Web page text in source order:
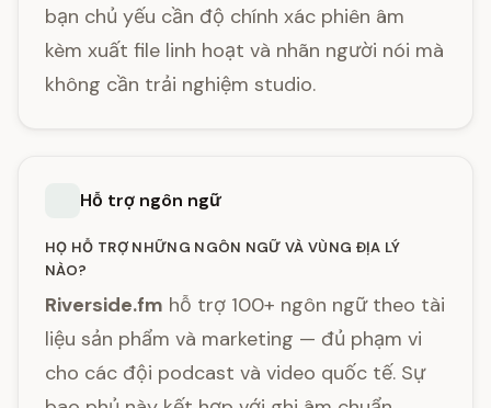
bạn chủ yếu cần độ chính xác phiên âm
kèm xuất file linh hoạt và nhãn người nói mà
không cần trải nghiệm studio.
Hỗ trợ ngôn ngữ
HỌ HỖ TRỢ NHỮNG NGÔN NGỮ VÀ VÙNG ĐỊA LÝ
NÀO?
Riverside.fm hỗ trợ 100+ ngôn ngữ theo tài
liệu sản phẩm và marketing — đủ phạm vi
cho các đội podcast và video quốc tế. Sự